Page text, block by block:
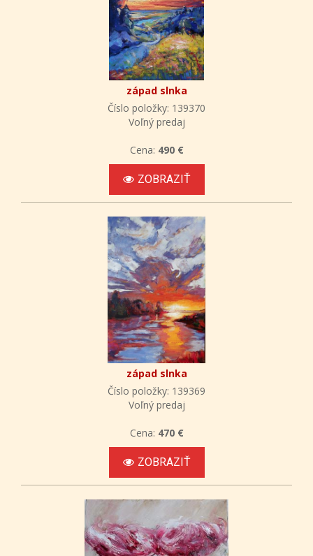
západ slnka
Číslo položky: 139370
Voľný predaj
Cena: 490 €
ZOBRAZIŤ
západ slnka
Číslo položky: 139369
Voľný predaj
Cena: 470 €
ZOBRAZIŤ